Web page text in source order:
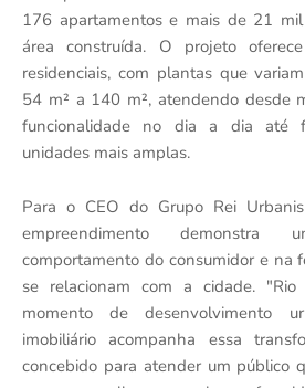
176 apartamentos e mais de 21
área construída. O projeto
residenciais, com plantas que
54 m² a 140 m², atendendo desde
funcionalidade no dia a dia até
unidades mais amplas.
Para o CEO do Grupo Rei
empreendimento demonstra
comportamento do consumidor e na
se relacionam com a cidade.
momento de desenvolvimento
imobiliário acompanha essa
concebido para atender um público